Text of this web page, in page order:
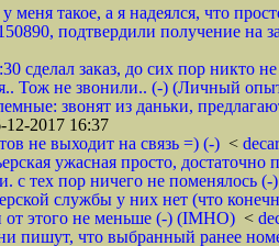
меня такое, а я надеялся, что
подтвердили получение на
сделал заказ, до сих пор никто
Тож не звонили.. (-) (Личный
звонят из даньки,
2017 16:37
не выходит на связь =) (-) <
ужасная просто,
с тех пор ничего не поменялось (-)
службы у них нет (что
от этого не меньше (-) (IMHO) <
пишут, что выбранный ранее